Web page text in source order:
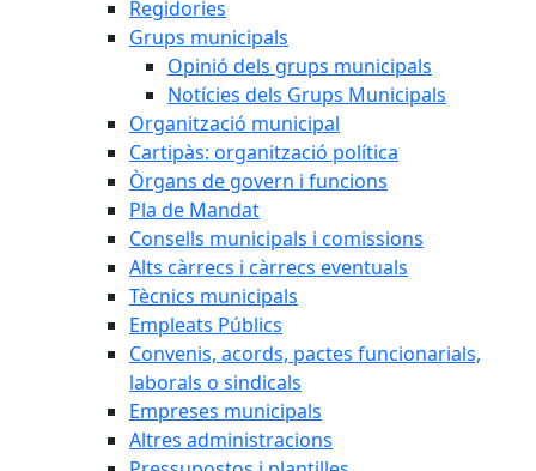
Regidories
Grups municipals
Opinió dels grups municipals
Notícies dels Grups Municipals
Organització municipal
Cartipàs: organització política
Òrgans de govern i funcions
Pla de Mandat
Consells municipals i comissions
Alts càrrecs i càrrecs eventuals
Tècnics municipals
Empleats Públics
Convenis, acords, pactes funcionarials,
laborals o sindicals
Empreses municipals
Altres administracions